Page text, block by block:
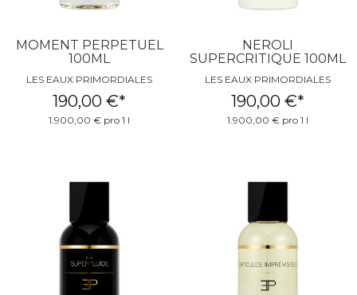
MOMENT PERPETUEL
100ML
LES EAUX PRIMORDIALES
190,00 €*
1.900,00 € pro 1 l
NEROLI
SUPERCRITIQUE 100ML
LES EAUX PRIMORDIALES
190,00 €*
1.900,00 € pro 1 l